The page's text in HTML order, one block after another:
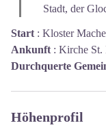
Stadt, der
Start : Kloster
Ankunft : Kirche St.
Durchquerte
Höhenprofil